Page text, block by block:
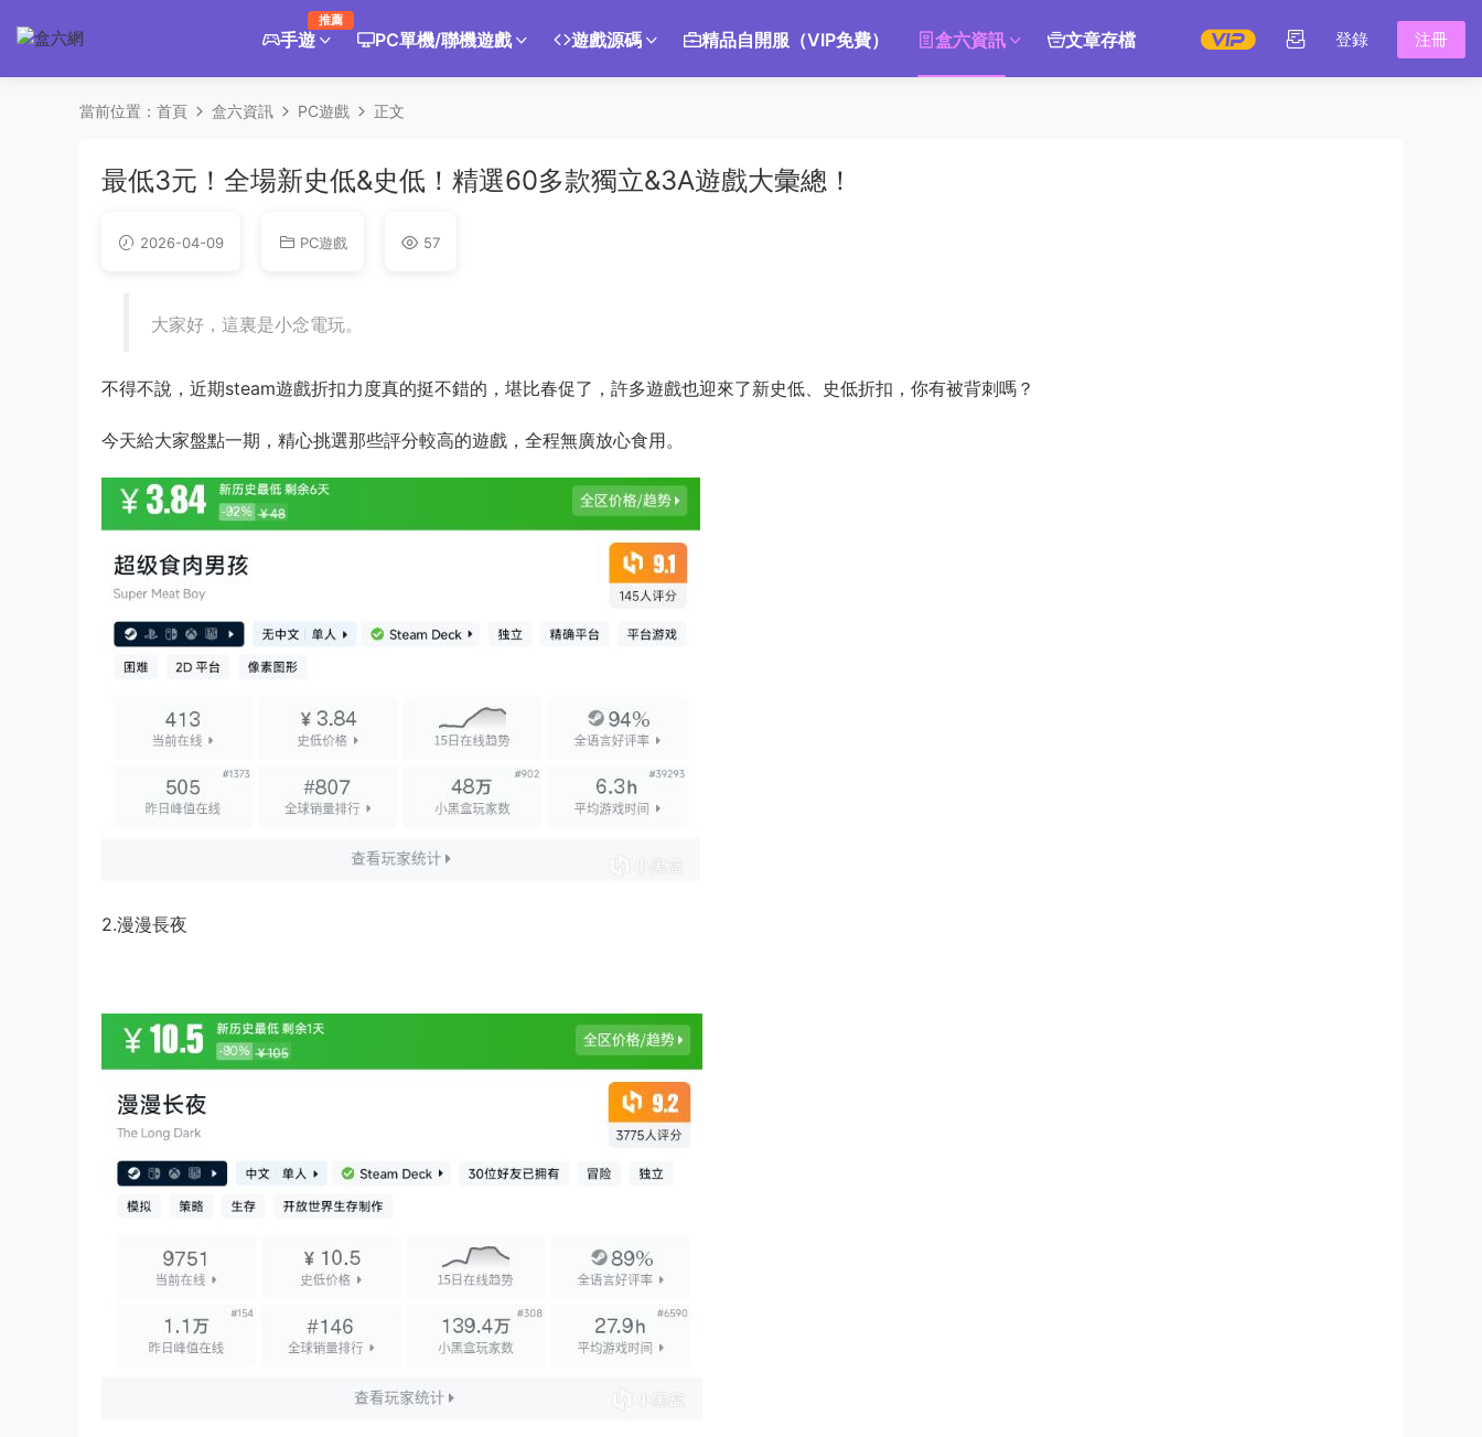
手遊
推薦
PC單機/聯機遊戲 遊戲源碼 精品自開服（VIP免費） 盒六資訊 文章存檔 登錄 注冊
當前位置： 首頁 盒六資訊 PC遊戲 正文
最低3元！全場新史低&史低！精選60多款獨立&3A遊戲大彙總！
2026-04-09 PC遊戲 57
大家好，這裏是小念電玩。
不得不說，近期steam遊戲折扣力度真的挺不錯的，堪比春促了，許多遊戲也迎來了新史低、史低折扣，你有被背刺嗎？
今天給大家盤點一期，精心挑選那些評分較高的遊戲，全程無廣放心食用。
2.漫漫長夜